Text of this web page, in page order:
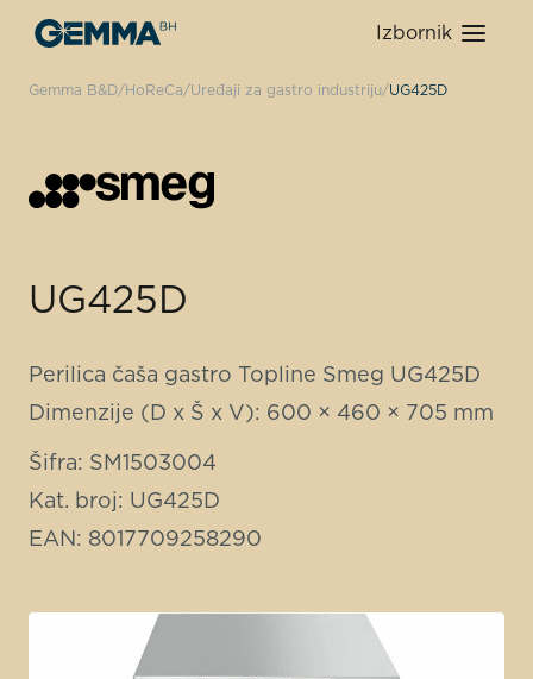
Izbornik
Gemma B&D HoReCa Uređaji za gastro industriju UG425D
UG425D
Perilica čaša gastro Topline Smeg UG425D
Dimenzije (D x Š x V): 600 × 460 × 705 mm
Šifra: SM1503004
Kat. broj: UG425D
EAN: 8017709258290